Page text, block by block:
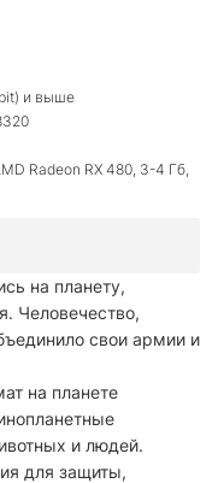
и выше
Radeon RX 480, 3-4 Гб,
на планету,
Человечество,
свои армии и
на планете
и людей.
для защиты,